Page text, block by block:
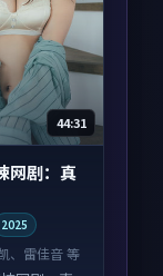
44:31
网剧：真
2025
、雷佳音 等